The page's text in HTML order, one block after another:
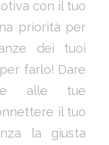
con il tuo
priorità per
dei tuoi
farlo! Dare
alle tue
il tuo
la giusta